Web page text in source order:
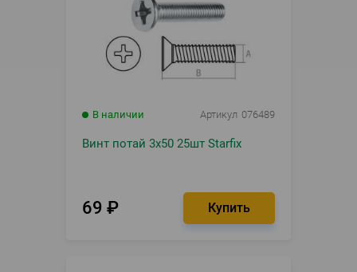
В наличии Артикул 076489
Винт потай 3х50 25шт Starfix
69 ₽